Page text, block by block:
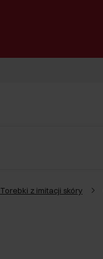
Torebki z imitacji skóry